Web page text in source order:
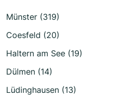
Münster (319)
Coesfeld (20)
Haltern am See (19)
Dülmen (14)
Lüdinghausen (13)